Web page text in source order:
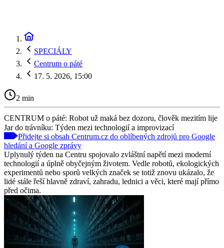
SPECIÁLY
Centrum o páté
17. 5. 2026, 15:00
2 min
CENTRUM o páté: Robot už maká bez dozoru, člověk mezitím lije
Jar do trávníku: Týden mezi technologií a improvizací
Přidejte si obsah Centrum.cz do oblíbených zdrojů pro Google
hledání a Google zprávy
Uplynulý týden na Centru spojovalo zvláštní napětí mezi moderní
technologií a úplně obyčejným životem. Vedle robotů, ekologických
experimentů nebo sporů velkých značek se totiž znovu ukázalo, že
lidé stále řeší hlavně zdraví, zahradu, lednici a věci, které mají přímo
před očima.